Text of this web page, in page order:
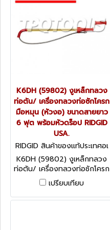
K6DH (59802) งูเหล็กทลวง
ท่อตัน/ เครื่องทลวงท่อซักโครก
มือหมุน (หัวงอ) ขนาดสายยาว
6 ฟุต พร้อมหัวดร็อป RIDGID
USA.
RIDGID สินค้าของแท้ประเทศอเ
มริกา K-6DH
K6DH (59802) งูเหล็กทลวง
ท่อตัน/ เครื่องทลวงท่อซักโครก
มือหมุน (หัวงอ) ขนาดสายยาว
6 ฟุต พร้อมหัวดร็อป RIDGID
USA.
เปรียบเทียบ